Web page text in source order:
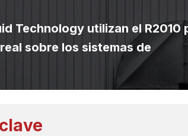
Technology utilizan el R2010
sobre los sistemas de